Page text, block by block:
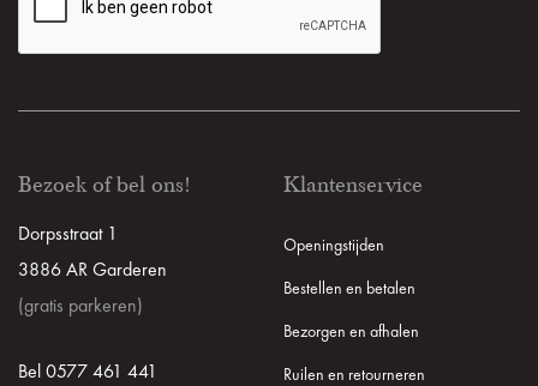
Bezoek of bel ons!
Dorpsstraat 1
3886 AR Garderen
(gratis parkeren)
Bel 0577 461 441
Klantenservice
Openingstijden
Bestellen en betalen
Bezorgen en afhalen
Ruilen en retourneren